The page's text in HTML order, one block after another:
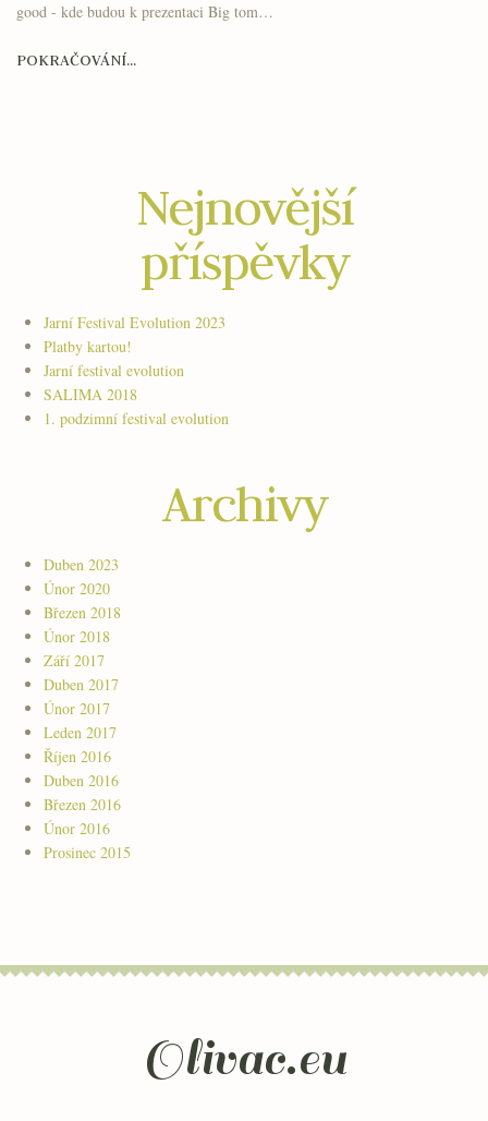
good - kde budou k prezentaci Big tom…
POKRAČOVÁNÍ...
Nejnovější
příspěvky
Jarní Festival Evolution 2023
Platby kartou!
Jarní festival evolution
SALIMA 2018
1. podzimní festival evolution
Archivy
Duben 2023
Únor 2020
Březen 2018
Únor 2018
Září 2017
Duben 2017
Únor 2017
Leden 2017
Říjen 2016
Duben 2016
Březen 2016
Únor 2016
Prosinec 2015
Olivac.eu